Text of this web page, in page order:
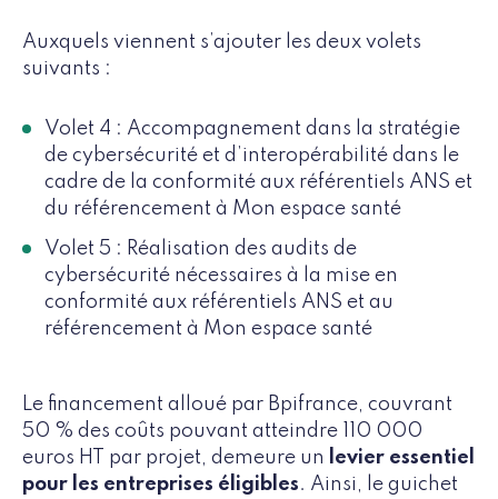
Auxquels viennent s’ajouter les deux volets
suivants :
Volet 4 : Accompagnement dans la stratégie
de cybersécurité et d’interopérabilité dans le
cadre de la conformité aux référentiels ANS et
du référencement à Mon espace santé
Volet 5 : Réalisation des audits de
cybersécurité nécessaires à la mise en
conformité aux référentiels ANS et au
référencement à Mon espace santé
Le financement alloué par Bpifrance, couvrant
50 % des coûts pouvant atteindre 110 000
euros HT par projet, demeure un
levier essentiel
pour les entreprises éligibles. Ainsi, le guichet